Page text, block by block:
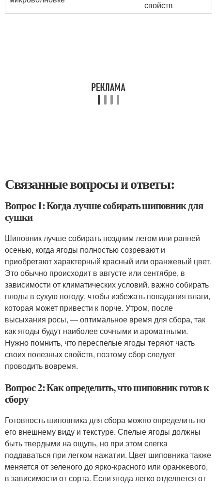
свойств
Связанные вопросы и ответы:
Вопрос 1: Когда лучше собирать шиповник для
сушки
Шиповник лучше собирать поздним летом или ранней
осенью, когда ягоды полностью созревают и
приобретают характерный красный или оранжевый цвет.
Это обычно происходит в августе или сентябре, в
зависимости от климатических условий. важно собирать
плоды в сухую погоду, чтобы избежать попадания влаги,
которая может привести к порче. Утром, после
высыхания росы, — оптимальное время для сбора, так
как ягоды будут наиболее сочными и ароматными.
Нужно помнить, что переспелые ягоды теряют часть
своих полезных свойств, поэтому сбор следует
проводить вовремя.
Вопрос 2: Как определить, что шиповник готов к
сбору
Готовность шиповника для сбора можно определить по
его внешнему виду и текстуре. Спелые ягоды должны
быть твердыми на ощупь, но при этом слегка
поддаваться при легком нажатии. Цвет шиповника также
меняется от зеленого до ярко-красного или оранжевого,
в зависимости от сорта. Если ягода легко отделяется от